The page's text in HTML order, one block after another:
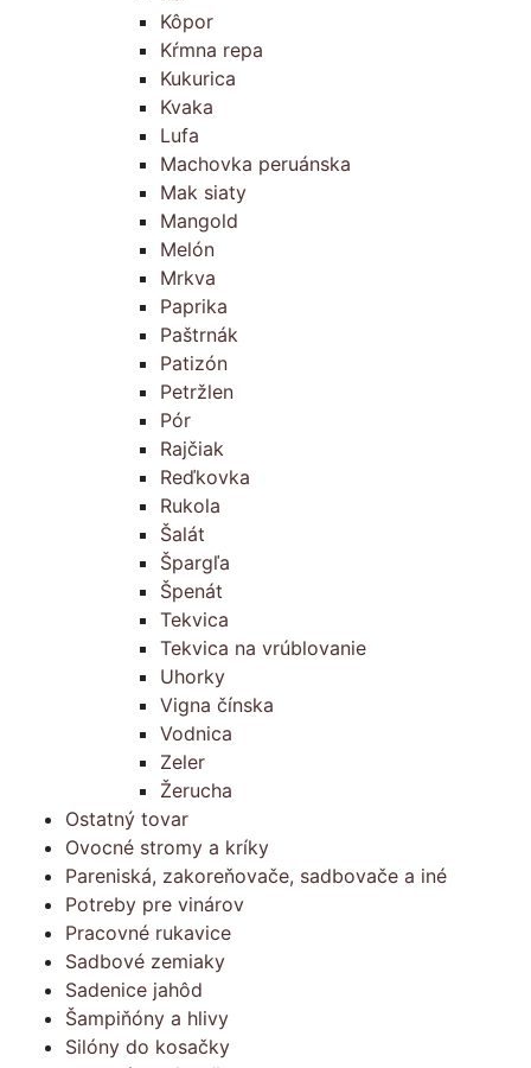
Kôpor
Kŕmna repa
Kukurica
Kvaka
Lufa
Machovka peruánska
Mak siaty
Mangold
Melón
Mrkva
Paprika
Paštrnák
Patizón
Petržlen
Pór
Rajčiak
Reďkovka
Rukola
Šalát
Špargľa
Špenát
Tekvica
Tekvica na vrúblovanie
Uhorky
Vigna čínska
Vodnica
Zeler
Žerucha
Ostatný tovar
Ovocné stromy a kríky
Pareniská, zakoreňovače, sadbovače a iné
Potreby pre vinárov
Pracovné rukavice
Sadbové zemiaky
Sadenice jahôd
Šampiňóny a hlivy
Silóny do kosačky